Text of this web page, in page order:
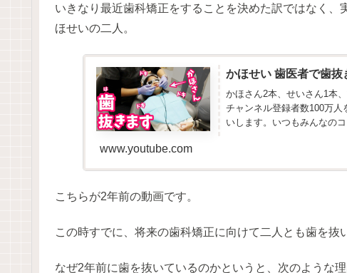
いきなり最近歯科矯正をすることを決めた訳ではなく
ほせいの二人。
かほせい 歯医者で歯抜
かほさん2本、せいさん1本
チャンネル登録者数100万
いします。いつもみんなの
www.youtube.com
こちらが2年前の動画です。
この時すでに、将来の歯科矯正に向けて二人とも歯を抜
なぜ2年前に歯を抜いているのかというと、次のような理